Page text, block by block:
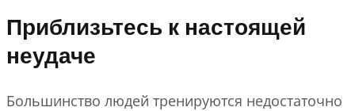
Приблизьтесь к настоящей
неудаче
Большинство людей тренируются недостаточно